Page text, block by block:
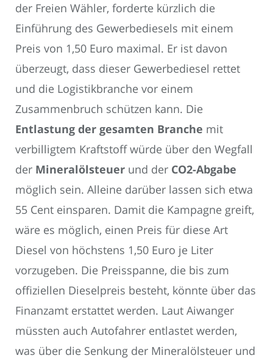
der Freien Wähler, forderte kürzlich die
Einführung des Gewerbediesels mit einem
Preis von 1,50 Euro maximal. Er ist davon
überzeugt, dass dieser Gewerbediesel rettet
und die Logistikbranche vor einem
Zusammenbruch schützen kann. Die
Entlastung der gesamten Branche mit
verbilligtem Kraftstoff würde über den Wegfall
der Mineralölsteuer und der CO2-Abgabe
möglich sein. Alleine darüber lassen sich etwa
55 Cent einsparen. Damit die Kampagne greift,
wäre es möglich, einen Preis für diese Art
Diesel von höchstens 1,50 Euro je Liter
vorzugeben. Die Preisspanne, die bis zum
offiziellen Dieselpreis besteht, könnte über das
Finanzamt erstattet werden. Laut Aiwanger
müssten auch Autofahrer entlastet werden,
was über die Senkung der Mineralölsteuer und